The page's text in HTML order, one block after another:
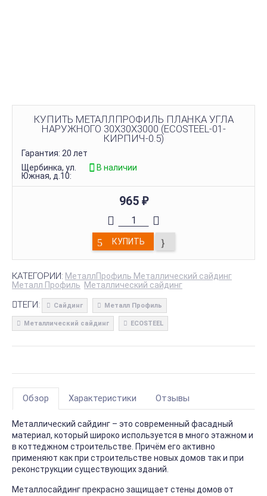
КУПИТЬ МЕТАЛЛПРОФИЛЬ ПЛАНКА УГЛА
НАРУЖНОГО 30Х30Х3000 (ECOSTEEL-01-
КИРПИЧ-0.5)
Гарантия: 20 лет
Щербинка, ул.
Южная, д.10:
В наличии
965 ₽
КУПИТЬ
КАТЕГОРИИ: МеталлПрофиль Металлический сайдинг
Металл Профиль Металлический сайдинг
ТЕГИ: Сайдинг Металл Профиль
Металлический сайдинг ECOSTEEL
Обзор Характеристики Отзывы
Металлический сайдинг – это современный фасадный
материал, который широко используется в много этажном и
в коттеджном строительстве. Причём его активно
применяют как при строительстве новых домов так и при
реконструкции существующих зданий.
Металлосайдинг прекрасно защищает стены домов от